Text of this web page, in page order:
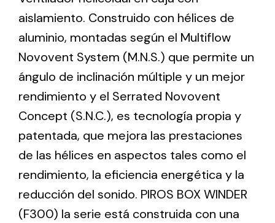
Ventilation
The incorporation of Novovent into the group
meant a greater offer of ventilation products for
different uses
Iluminación Solar
Variedad de soluciones solares para todo tipo
de necesidades.
aislamiento. Construido con hélices de
aluminio, montadas según el Multiflow
Novovent System (M.N.S.) que permite un
ángulo de inclinación múltiple y un mejor
rendimiento y el Serrated Novovent
Concept (S.N.C.), es tecnología propia y
patentada, que mejora las prestaciones
de las hélices en aspectos tales como el
rendimiento, la eficiencia energética y la
reducción del sonido. PIROS BOX WINDER
(F300) la serie está construida con una